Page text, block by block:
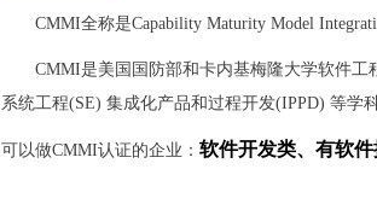
CMMI全称是Capability Maturity Model
CMMI是美国国防部和卡内基梅隆大学软件工
系统工程(SE) 集成化产品和过程开发(IPPD) 等学
可以做CMMI认证的企业： 软件开发类、有软